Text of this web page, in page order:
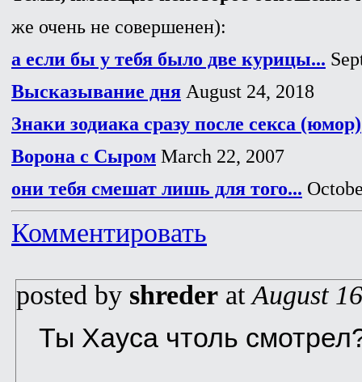
же очень не совершенен):
а если бы у тебя было две курицы...
Высказывание дня August 24, 2018
Знаки зодиака сразу после секса (юмор)
Ворона с Сыром March 22, 2007
они тебя смешат лишь для того...
Комментировать
posted by shreder atAugust
Ты Хауса чтоль